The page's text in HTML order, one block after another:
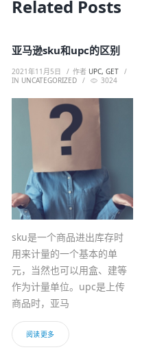
Related Posts
亚马逊sku和upc的区别
2021年11月5日 作者 UPC, GET
IN UNCATEGORIZED 3024
sku是一个商品进出库存时
用来计量的一个基本的单
元，当然也可以用盒、建等
作为计量单位。upc是上传
商品时，亚马
阅读更多